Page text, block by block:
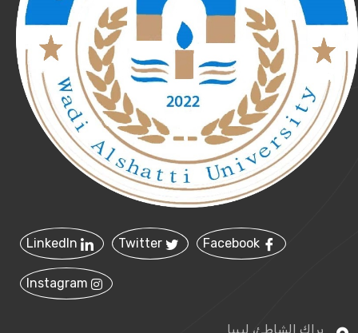
براك الشاطئ، ليبيا